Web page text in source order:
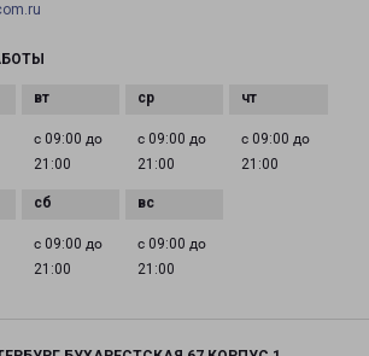
с 09:00 до
21:00
с 09:00 до
21:00
с 09:00 до
21:00
с 09:00 до
21:00
с 09:00 до
21:00